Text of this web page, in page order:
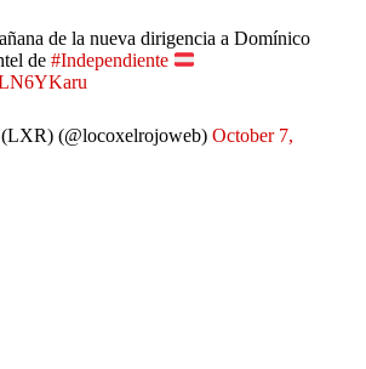
de la nueva dirigencia a Domínico
de #Independiente
(LXR) (@locoxelrojoweb) October 7,